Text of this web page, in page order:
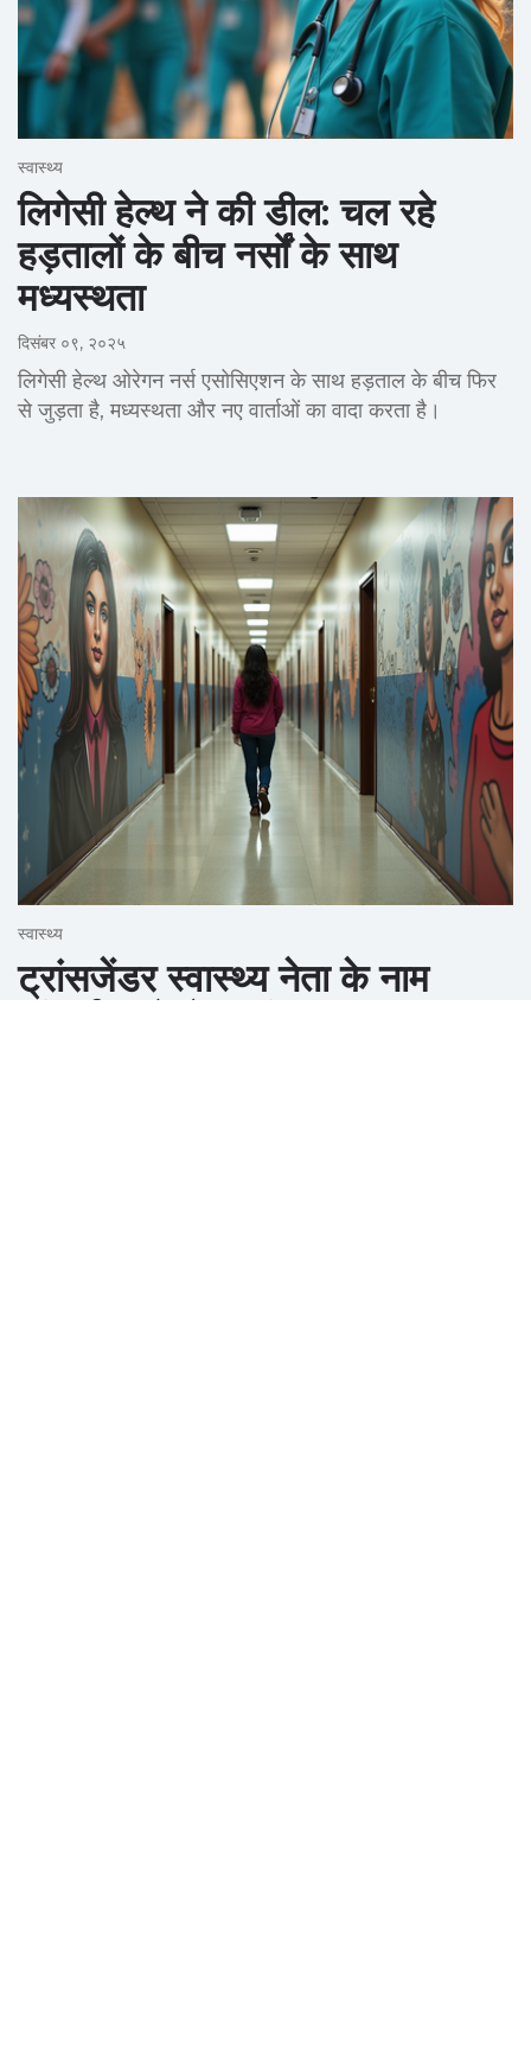
स्वास्थ्य
लिगेसी हेल्थ ने की डील: चल रहे
हड़तालों के बीच नर्सों के साथ
मध्यस्थता
दिसंबर ०९, २०२५
लिगेसी हेल्थ ओरेगन नर्स एसोसिएशन के साथ हड़ताल के बीच फिर
से जुड़ता है, मध्यस्थता और नए वार्ताओं का वादा करता है।
स्वास्थ्य
ट्रांसजेंडर स्वास्थ्य नेता के नाम